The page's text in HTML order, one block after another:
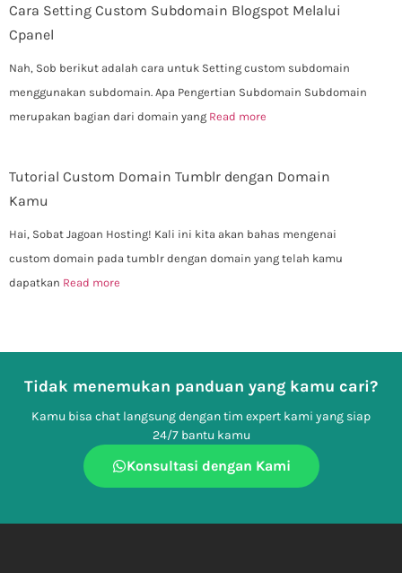
Cara Setting Custom Subdomain Blogspot Melalui
Cpanel
Nah, Sob berikut adalah cara untuk Setting custom subdomain
menggunakan subdomain. Apa Pengertian Subdomain Subdomain
merupakan bagian dari domain yang Read more
Tutorial Custom Domain Tumblr dengan Domain
Kamu
Hai, Sobat Jagoan Hosting! Kali ini kita akan bahas mengenai
custom domain pada tumblr dengan domain yang telah kamu
dapatkan Read more
Tidak menemukan panduan yang kamu cari?
Kamu bisa chat langsung dengan tim expert kami yang siap
24/7 bantu kamu
Konsultasi dengan Kami